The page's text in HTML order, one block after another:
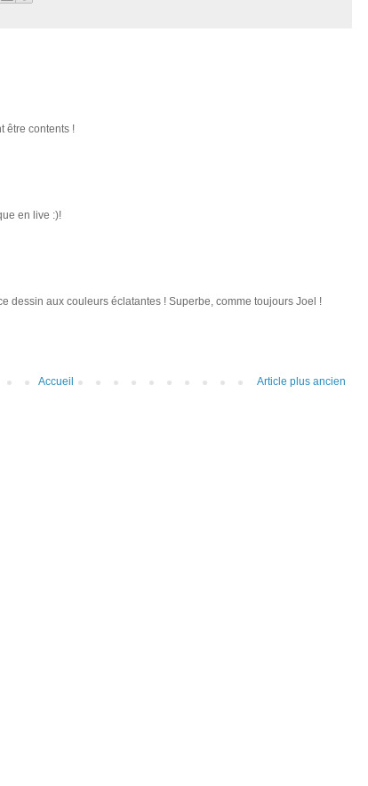
être contents !
en live :)!
dessin aux couleurs éclatantes ! Superbe, comme toujours Joel !
Article plus ancien
Accueil